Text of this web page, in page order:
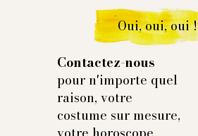
Contactez-nous
pour n'importe quel
raison, votre
costume sur mesure,
Oui, oui, oui !